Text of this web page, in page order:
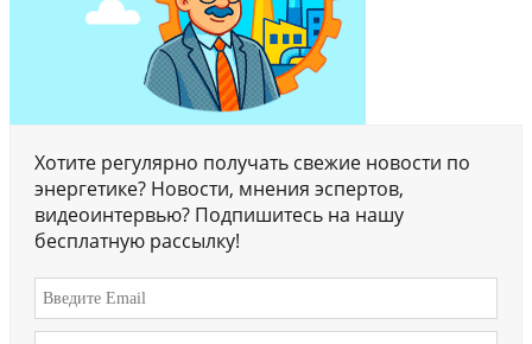
Хотите регулярно получать свежие новости по
энергетике? Новости, мнения эспертов,
видеоинтервью? Подпишитесь на нашу
бесплатную рассылку!